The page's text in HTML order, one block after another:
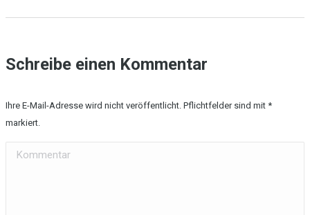
Schreibe einen Kommentar
Ihre E-Mail-Adresse wird nicht veröffentlicht. Pflichtfelder sind mit *
markiert.
Kommentar